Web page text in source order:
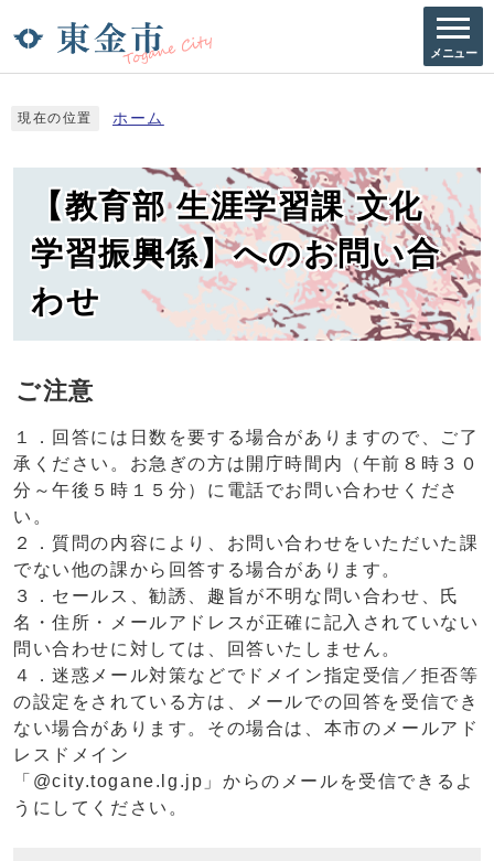
メニュー
現在の位置 ホーム
【教育部 生涯学習課 文化
学習振興係】へのお問い合
わせ
ご注意
１．回答には日数を要する場合がありますので、ご了
承ください。お急ぎの方は開庁時間内（午前８時３０
分～午後５時１５分）に電話でお問い合わせくださ
い。
２．質問の内容により、お問い合わせをいただいた課
でない他の課から回答する場合があります。
３．セールス、勧誘、趣旨が不明な問い合わせ、氏
名・住所・メールアドレスが正確に記入されていない
問い合わせに対しては、回答いたしません。
４．迷惑メール対策などでドメイン指定受信／拒否等
の設定をされている方は、メールでの回答を受信でき
ない場合があります。その場合は、本市のメールアド
レスドメイン
「@city.togane.lg.jp」からのメールを受信できるよ
うにしてください。